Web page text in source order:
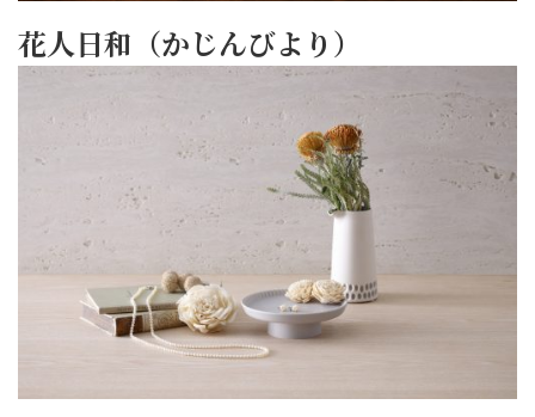
花人日和（かじんびより）